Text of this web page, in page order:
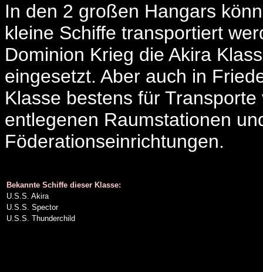
In den 2 großen Hangars
kleine Schiffe transportiert
Dominion Krieg die Akira
eingesetzt. Aber auch in
Klasse bestens für
entlegenen Raumstationen
Föderationseinrichtungen.
Bekannte Schiffe dieser Klasse:
U.S.S. Akira
U.S.S. Spector
U.S.S. Thunderchild